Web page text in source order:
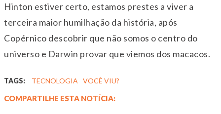
Hinton estiver certo, estamos prestes a viver a
terceira maior humilhação da história, após
Copérnico descobrir que não somos o centro do
universo e Darwin provar que viemos dos macacos.
TAGS: TECNOLOGIA VOCÊ VIU?
COMPARTILHE ESTA NOTÍCIA: